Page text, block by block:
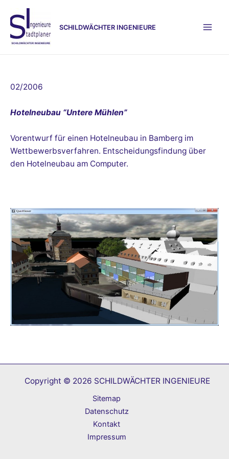
Inhalt
springen
SCHILDWÄCHTER INGENIEURE
02/2006
Hotelneubau “Untere Mühlen”
Vorentwurf für einen Hotelneubau in Bamberg im
Wettbewerbsverfahren. Entscheidungsfindung über
den Hotelneubau am Computer.
Copyright © 2026 SCHILDWÄCHTER INGENIEURE
Sitemap
Datenschutz
Kontakt
Impressum